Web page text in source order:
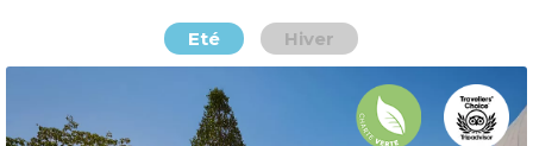
Eté Hiver